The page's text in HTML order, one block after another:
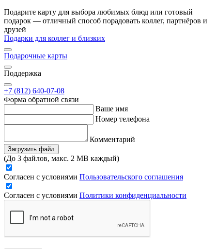
Подарите карту для выбора любимых блюд или готовый
подарок — отличный способ порадовать коллег, партнёров и
друзей
Подарки для коллег и близких
Подарочные карты
Поддержка
+7 (812) 640-07-08
Форма обратной связи
Ваше имя
Номер телефона
Комментарий
Загрузить файл
(До 3 файлов, макс. 2 MB каждый)
Согласен с условиями Пользовательского соглашения
Согласен с условиями Политики конфиденциальности